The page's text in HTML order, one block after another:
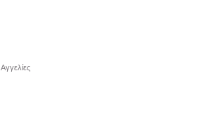
Αγγελίες